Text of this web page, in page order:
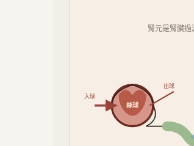
腎元是腎臟
絲球
入球
出球